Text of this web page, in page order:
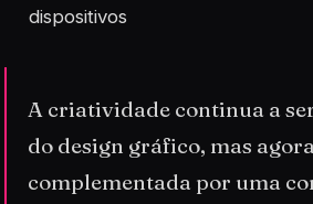
dispositivos
A criatividade continua a
do design gráfico, mas
complementada por uma